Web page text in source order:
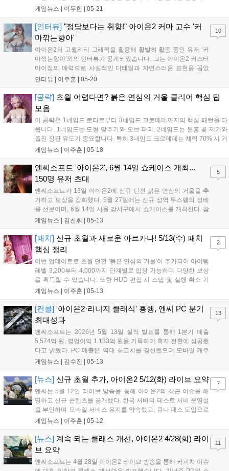
소송을 취하했다. 엔씨 관계자는 "당사의 법적 대응 이후 해당 유
성을 인지하고 반성한 점과 재발 방지...
게임뉴스 | 이두현 05-21
[인터뷰] "정답보다는 취향!" 아이온2 커마 고수 '커
마깎는향아'
아이온2의 고퀄리티 그래픽을 활용해 활발히 활동 중인 유저 ‘커
마깎는향아’와의 인터뷰가 공개되었습니다. 그는 아이온2 커스터
마이징의 매력으로 사실적인 디테일과 자연스러운 표현을 꼽았
으며, 자신만의 의상 조합 및 염색 노하우를 공유했습니다. 특히
입이 필요하다는 의견을 냈습니다. 향후 다양한 판타지풍 의상이
추가되길 바란다는 그는 유저들에게 정답보다는 본인만의 개성
을 살린 스타일링에 도전할 것을 권장했습니다. 이번 인터뷰는 아
이온2 인벤 자유게시판을 통해 확인할 수 있습니다....
인터뷰 | 이주훈 05-20
10
[공략] 초월 어렵다면? 붉은 연심의 거울 클리어 핵심 팁
모음
이 공략은 1네임드 로타르부터 3네임드 크로메데까지의 핵심 패턴을 다
룹니다. 1네임드는 도형 맞추기와 오브 파괴, 2네임드는 분홍 꽃 제거와
돌진 장판 유도가 중요합니다. 특히 3네임드 크로메데는 체력 70% 시 거
울 지우기 패턴이 시작되며, 25초 내 버튼 액션을 성공해야 전멸을 면합
으로 이동하며 하트 나눠맞기 등 협동이 필수입니다....
게임뉴스 | 이주훈 05-18
엔씨소프트 '아이온2', 6월 14일 쇼케이스 개최...
150명 유저 초대
엔씨소프트가 13일 아이온2에 신규 던전 붉은 연심의 거울을 추
가하고 보상을 강화했다. 5월 27일에는 신규 성역 무스펠의 성배
를 선보이며, 6월 14일 서울 강서구에서 쇼케이스를 개최한다. 참
가 신청은 5월 25일까지 홈페이지에서 가능하며 당첨자는 6월 1
이용자 편의성을 높였다....
게임뉴스 | 김찬휘 05-13
5
[패치] 신규 초월과 새로운 아르카나! 5/13(수) 패치
핵심 정리
이번 업데이트로 초월 던전 '붉은 연심의 거울'이 추가되어 아이템
레벨 3,200부터 4,000까지 단계별로 입장 가능하며 다양한 보상
을 획득할 수 있습니다. 또한 HUD 편집 시 스냅 및 실행 취소 기
능이 도입되고 프리셋 공유가 가능해졌습니다. 이 외에도 보스 후
으며, 기여도 시스템 보완 및 신규 징표 추가 등 전반적인 게임 환
경이 최적화되었습니다....
게임뉴스 | 이주훈 05-13
2
[컨콜] '아이온2·리니지 클래식' 흥행, 엔씨 PC 분기
최대성과
엔씨소프트는 2026년 5월 13일 실적 발표를 통해 1분기 매출
5,574억 원, 영업이익 1,133억 원을 기록하며 흑자 전환에 성공했
다고 밝혔다. PC 매출은 역대 최고치를 경신했으며 모바일 캐주
얼 부문도 성장세를 보였다. 향후 3분기 아이온2 글로벌 출시와 5
여 종을 순차적으로 선보일 계획이다. 경영진은 올해를 성장의 원
년으로 삼아 연간 매출 가이던스 2.5조 원 달성을 자신하며, 2030
년까지 매출 5조 원을 목표로 포트폴리오 다변화와 효율적인 비
용 구조 개선을 지속하겠다는 전략을 발표했다....
게임뉴스 | 김수진 05-13
13
[뉴스] 신규 초월 추가, 아이온2 5/12(화) 라이브 요약
엔씨는 5월 12일 라이브 방송을 통해 아이온2의 최근 이슈를 해
명하고 신규 콘텐츠를 공개했다. 한국 서버의 테스트 서버 운영설
을 부인하며 모바일 서비스 유지를 약속했고, 큐나 패스 도입으로
빚어진 논란에 사과했다. 4단계로 구성된 신규 초월 ‘붉은 겨울의
계획을 밝혔다. 또한 6월 14일 서울 메이필드 호텔에서 쇼케이스
를 개최할 예정이다....
게임뉴스 | 이주훈 05-12
7
[뉴스] 계속 되는 클래스 개선, 아이온2 4/28(화) 라이
브 요약
엔씨소프트는 4월 28일 아이온2 라이브 방송을 통해 커피차 이슈
11